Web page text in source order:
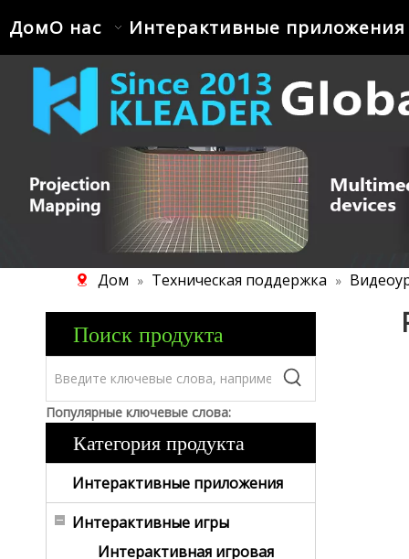
ДомО нас Интерактивные приложения
Дом » Техническая поддержка »
Поиск продукта
Популярные ключевые слова:
Категория продукта
Интерактивные приложения
Интерактивные игры
Интерактивная игровая